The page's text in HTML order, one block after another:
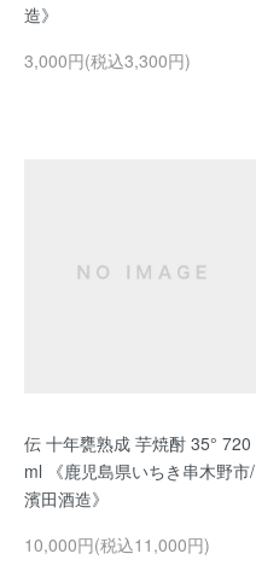
造》
3,000円(税込3,300円)
伝 十年甕熟成 芋焼酎 35° 720
ml 《鹿児島県いちき串木野市/
濱田酒造》
10,000円(税込11,000円)